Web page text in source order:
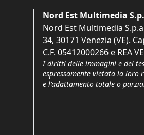
Nord Est Multimedia
Nord Est Multimedia
34, 30171 Venezia (VE).
C.F. 05412000266 e REA
I diritti delle immagini e dei
espressamente vietata la loro
e l'adattamento totale o